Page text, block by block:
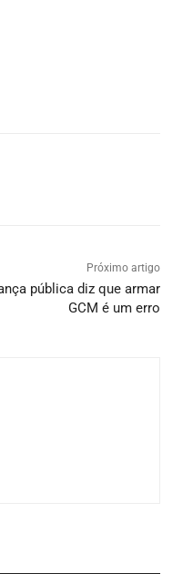
Próximo artigo
pública diz que armar
GCM é um erro